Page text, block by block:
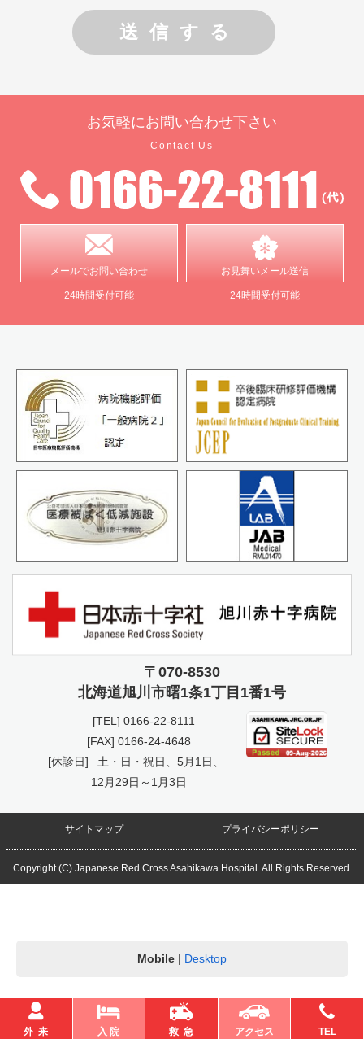
お気軽に お問い合わせ下さい
Contact Us
メールでお問い合わせ
24時間受付可能
お見舞いメール送信
24時間受付可能
〒070-8530
北海道旭川市曙1条1丁目1番1号
[TEL] 0166-22-8111
[FAX] 0166-24-4648
[休診日]
土・日・祝日、5月1日、
12月29日～1月3日
サイトマップ プライバシーポリシー
Copyright (C) Japanese Red Cross Asahikawa Hospital. All Rights Reserved.
外 来 入 院 救 急 アクセス TEL
Mobile | Desktop